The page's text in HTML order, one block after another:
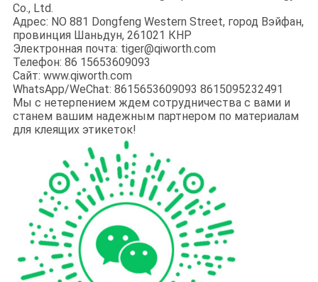
Co., Ltd.
Адрес: NO 881 Dongfeng Western Street, город Вэйфан,
провинция Шаньдун, 261021 КНР
Электронная почта: tiger@qiworth.com
Телефон: 86 15653609093
Сайт: www.qiworth.com
WhatsApp/WeChat: 8615653609093 8615095232491
Мы с нетерпением ждем сотрудничества с вами и
станем вашим надежным партнером по материалам
для клеящих этикеток!